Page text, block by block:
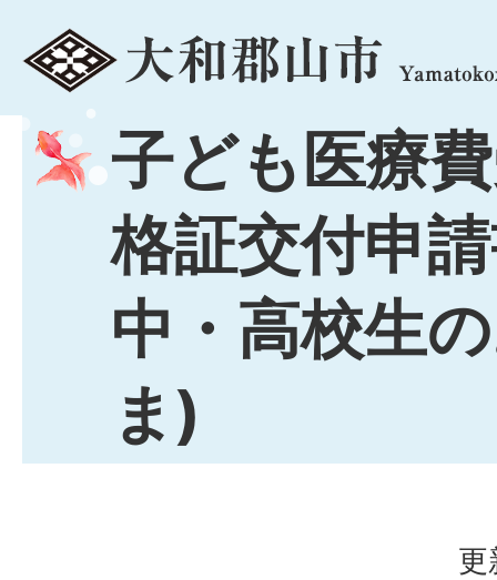
menu
子ども医療
格証交付申
中・高校生
ま)
更